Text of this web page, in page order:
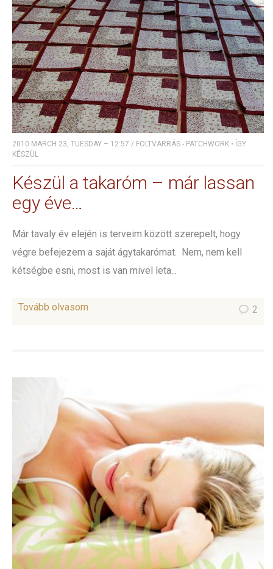
2010 MARCH 23, TUESDAY – 12:57 / FOLTVARRÁS - PATCHWORK • ÍGY
KÉSZÜL
Készül a takaróm – már lassan
egy éve…
Már tavaly év elején is terveim között szerepelt, hogy
végre befejezem a saját ágytakarómat. Nem, nem kell
kétségbe esni, most is van mivel leta...
Tovább olvasom 2